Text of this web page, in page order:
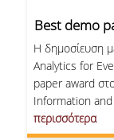
Best demo
H δημοσίευση
Analytics for
paper award
Information
περισσότερα